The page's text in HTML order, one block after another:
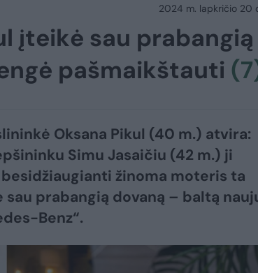
2024 m. lapkričio 20
įteikė sau prabangią
pašmaikštauti
Oksana Pikul (40 m.) atvira:
Simu Jasaičiu (42 m.) ji
žinoma moteris ta
prabangią dovaną – baltą
Benz“.